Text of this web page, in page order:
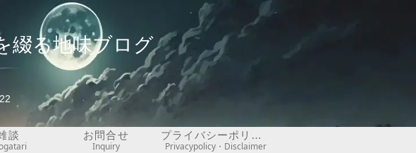
綴る地味ブログ
談
お問合せ
Inquiry
プライバシーポリシー・免責事項
Privacypolicy・Disclaimer